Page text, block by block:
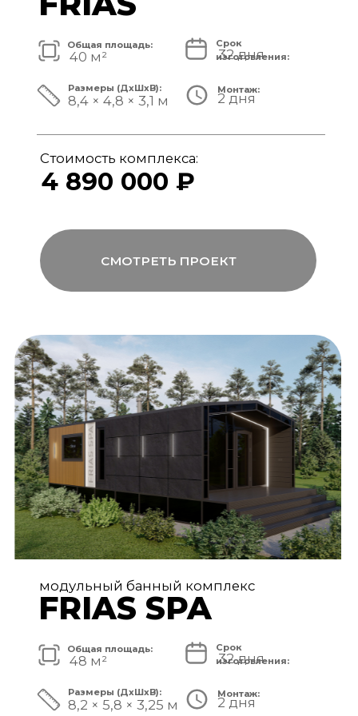
8 750 000 ₽
Стоимость комплекса:
5 дней
11,2 × 6,5 × 3,25 м
Размеры (ДxШxВ):
80 дней
Срок
изготовления:
72 м²
Общая площадь:
модульный банный комплекс
FRIAS PREMIUM
СМОТРЕТЬ ПРОЕКТ
5 820 000 ₽
СМОТРЕТЬ ПРОЕКТ